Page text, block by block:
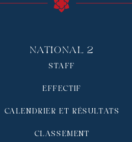
National 2
STAFF
EFFECTIF
CALENDRIER ET RÉSULTATS
CLASSEMENT